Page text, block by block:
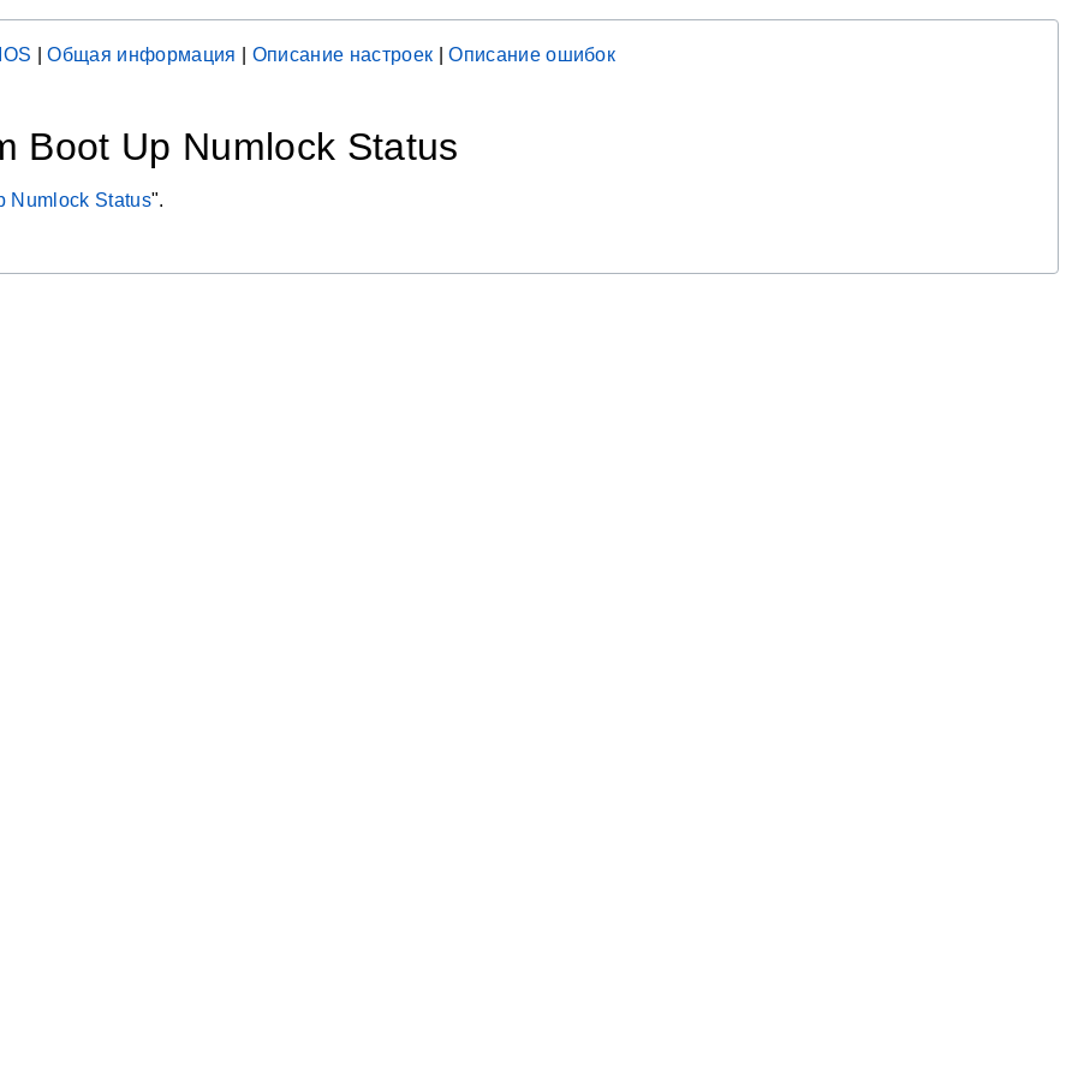
|Общая информация Описание настроек |Описание ошибок
Boot Up Numlock Status
Numlock Status".